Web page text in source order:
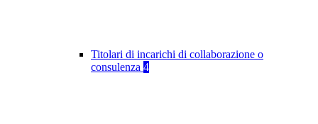
Titolari di incarichi di collaborazione o
consulenza 4